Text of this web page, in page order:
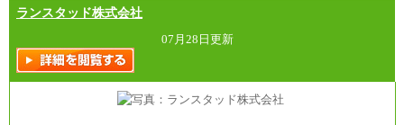
ランスタッド株式会社
07月28日更新